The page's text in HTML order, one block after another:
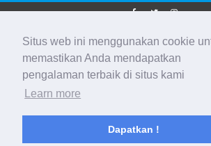
Situs web ini menggunakan cookie
memastikan Anda mendapatkan
pengalaman terbaik di situs kami
Learn more
Dapatkan !
BIDIK
Membidik Ke Segala Arah